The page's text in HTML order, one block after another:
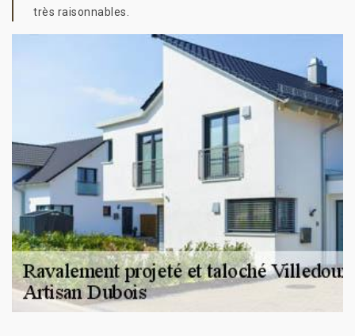
très raisonnables.